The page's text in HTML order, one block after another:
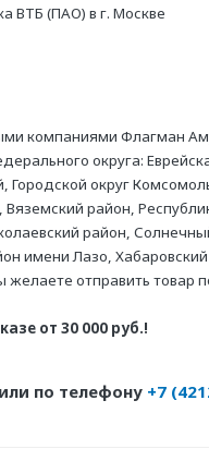
ВТБ (ПАО) в г. Москве
компаниями Флагман
округа:
Городской округ
район,
район,
имени Лазо,
отправить товар
от 30 000 руб.!
по телефону +7